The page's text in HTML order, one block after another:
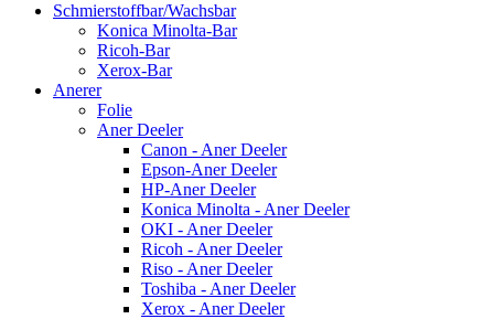
Schmierstoffbar/Wachsbar
Konica Minolta-Bar
Ricoh-Bar
Xerox-Bar
Anerer
Folie
Aner Deeler
Canon - Aner Deeler
Epson-Aner Deeler
HP-Aner Deeler
Konica Minolta - Aner Deeler
OKI - Aner Deeler
Ricoh - Aner Deeler
Riso - Aner Deeler
Toshiba - Aner Deeler
Xerox - Aner Deeler